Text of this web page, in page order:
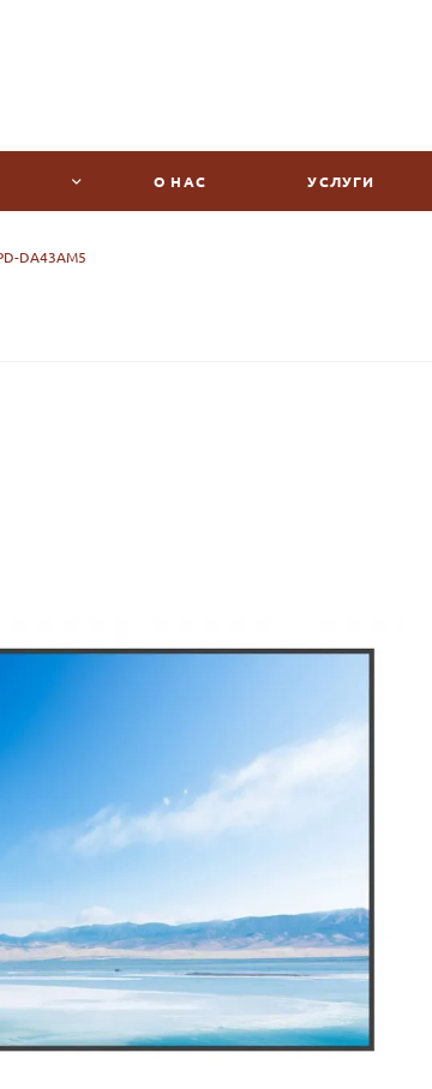
О НАС УСЛУГИ
DA43AM5